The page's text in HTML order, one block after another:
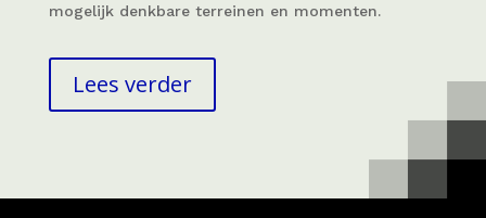
mogelijk denkbare terreinen en momenten.
Lees verder